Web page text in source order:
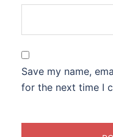
Save my name,
for the next time I